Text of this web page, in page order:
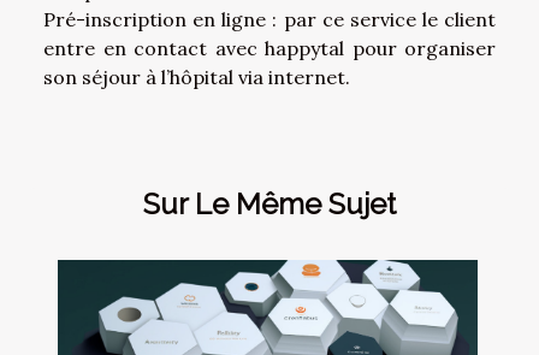
Pré-inscription en ligne : par ce service le client
entre en contact avec happytal pour organiser
son séjour à l’hôpital via internet.
Sur Le Même Sujet